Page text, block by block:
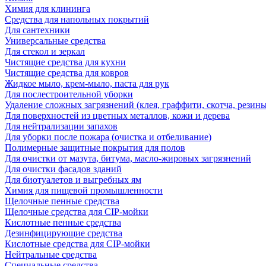
Химия для клининга
Средства для напольных покрытий
Для сантехники
Универсальные средства
Для стекол и зеркал
Чистящие средства для кухни
Чистящие средства для ковров
Жидкое мыло, крем-мыло, паста для рук
Для послестроительной уборки
Удаление сложных загрязнений (клея, граффити, скотча,
Для поверхностей из цветных металлов, кожи и дерева
Для нейтрализации запахов
Для уборки после пожара (очистка и отбеливание)
Полимерные защитные покрытия для полов
Для очистки от мазута, битума, масло-жировых загрязнений
Для очистки фасадов зданий
Для биотуалетов и выгребных ям
Химия для пищевой промышленности
Щелочные пенные средства
Щелочные средства для CIP-мойки
Кислотные пенные средства
Дезинфицирующие средства
Кислотные средства для CIP-мойки
Нейтральные средства